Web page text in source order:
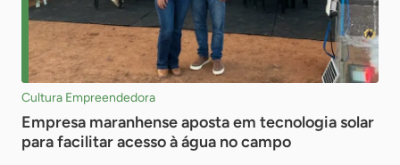
Cultura Empreendedora
Empresa maranhense aposta em tecnologia solar
para facilitar acesso à água no campo